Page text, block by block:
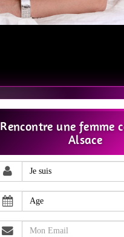
Rencontre une femme
Alsace